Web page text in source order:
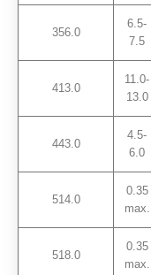
356.0
6.5-
7.5
413.0
11.0-
13.0
443.0
4.5-
6.0
514.0
0.35
max.
518.0
0.35
max.